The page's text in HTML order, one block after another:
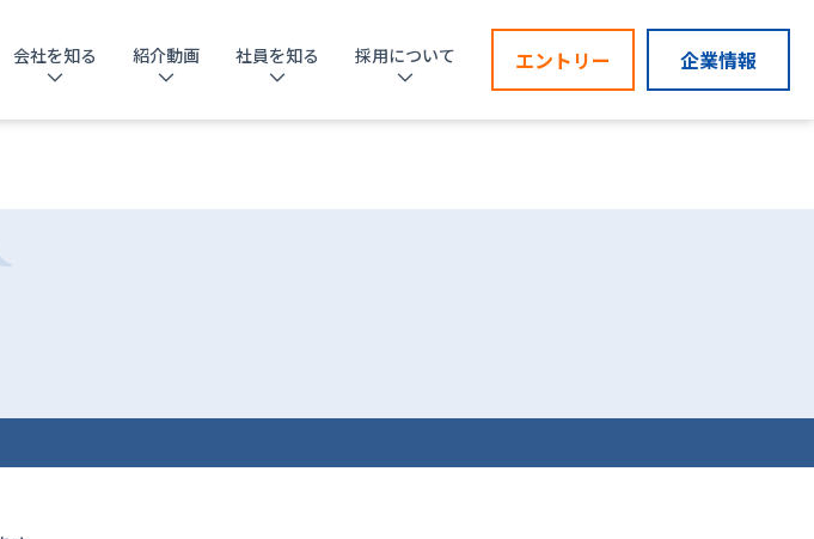
会社を知る 紹介動画 社員を知る 採用について エントリー 企業情報